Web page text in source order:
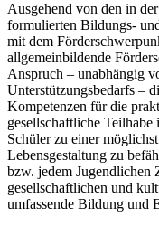
Ausgehend von den in
formulierten Bildungs-
mit dem
allgemeinbildende
Anspruch – unabhängig
Unterstützungsbedarfs –
Kompetenzen für die
gesellschaftliche
Schüler zu einer
Lebensgestaltung zu
bzw. jedem Jugendlichen
gesellschaftlichen und
umfassende Bildung und